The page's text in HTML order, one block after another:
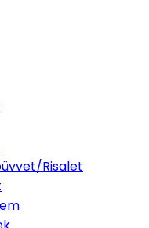
Risalet